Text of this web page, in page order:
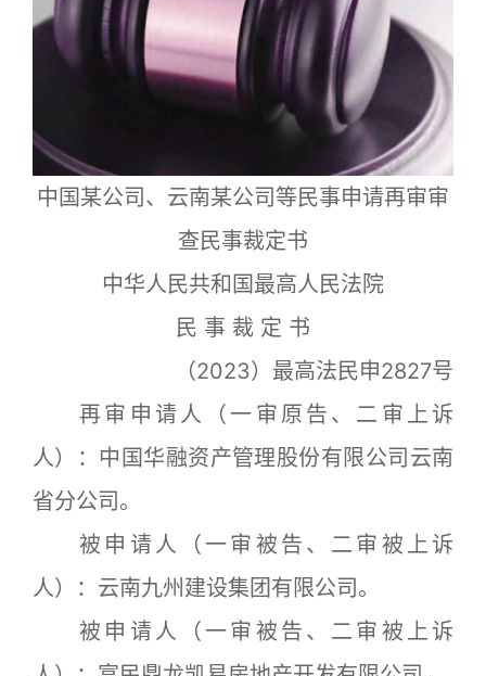
中国某公司、云南某公司等民事申请再审审
查民事裁定书
中华人民共和国最高人民法院
民 事 裁 定 书
（2023）最高法民申2827号
再审申请人（一审原告、二审上诉
人）：中国华融资产管理股份有限公司云南
省分公司。
被申请人（一审被告、二审被上诉
人）：云南九州建设集团有限公司。
被申请人（一审被告、二审被上诉